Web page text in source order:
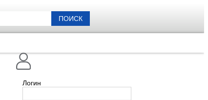
ПОИСК
Логин